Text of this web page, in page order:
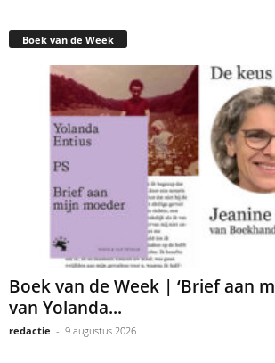
Boek van de Week
Boek van de Week | ‘Brief aan
van Yolanda...
redactie - 9 augustus 2026